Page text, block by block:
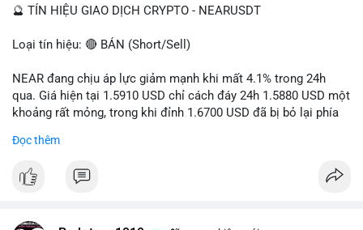
📰 Nguồn: Cointelegraph
🔮 TÍN HIỆU GIAO DỊCH CRYPTO - NEARUSDT
Loại tín hiệu: 🔴 BÁN (Short/Sell)
NEAR đang chịu áp lực giảm mạnh khi mất 4.1% trong 24h
qua. Giá hiện tại 1.5910 USD chỉ cách đáy 24h 1.5880 USD một
khoảng rất mỏng, trong khi đỉnh 1.6700 USD đã bị bỏ lại phía
kiểm soát hoàn toàn. Khối lượng giao dịch 10.29 triệu NEAR
tiếp diễn.
Đọc thêm